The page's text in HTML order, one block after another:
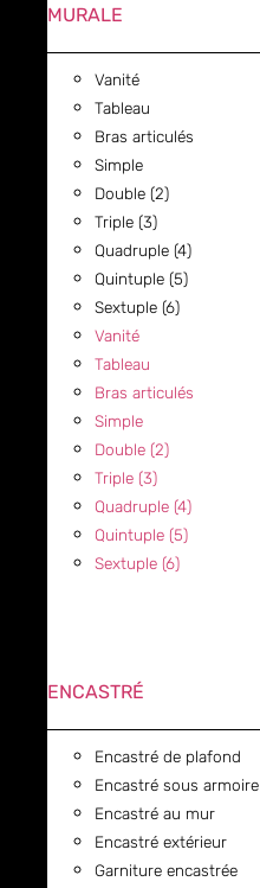
MURALE
Vanité
Tableau
Bras articulés
Simple
Double (2)
Triple (3)
Quadruple (4)
Quintuple (5)
Sextuple (6)
Vanité
Tableau
Bras articulés
Simple
Double (2)
Triple (3)
Quadruple (4)
Quintuple (5)
Sextuple (6)
ENCASTRÉ
Encastré de plafond
Encastré sous armoire
Encastré au mur
Encastré extérieur
Garniture encastrée